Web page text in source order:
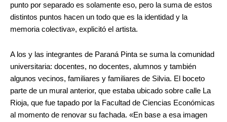
punto por separado es solamente eso, pero la suma de estos
distintos puntos hacen un todo que es la identidad y la
memoria colectiva», explicitó el artista.
A los y las integrantes de Paraná Pinta se suma la comunidad
universitaria: docentes, no docentes, alumnos y también
algunos vecinos, familiares y familiares de Silvia. El boceto
parte de un mural anterior, que estaba ubicado sobre calle La
Rioja, que fue tapado por la Facultad de Ciencias Económicas
al momento de renovar su fachada. «En base a esa imagen